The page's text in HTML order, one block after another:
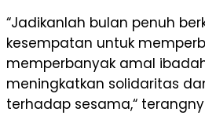
“Jadikanlah bulan penuh
kesempatan untuk
memperbanyak amal
meningkatkan solidaritas
terhadap sesama,“